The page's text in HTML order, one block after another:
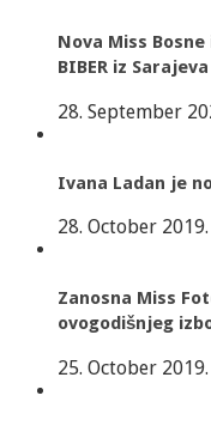
Nova Miss
BIBER iz Sarajeva
28. September
Ivana Ladan je
28. October 2019.
Zanosna Miss
ovogodišnjeg
25. October 2019.